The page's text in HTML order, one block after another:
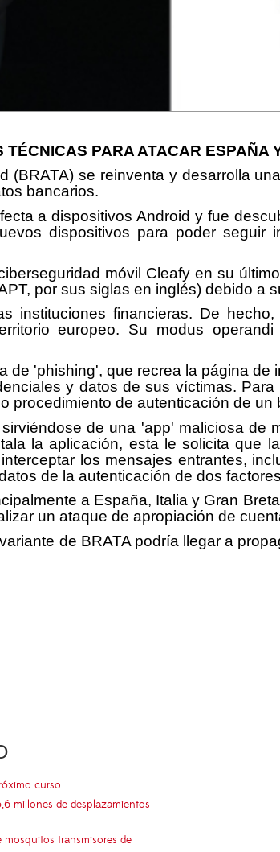
PARA ATACAR ESPAÑA
(BRATA) se reinventa y desarrolla
bancarios.
a dispositivos Android y fue
dispositivos para poder
móvil Cleafy en su
por sus siglas en inglés) debido a
instituciones financieras. De
europeo. Su modus
'phishing', que recrea la página
y datos de sus víctimas.
procedimiento de autenticación de un
de una 'app' maliciosa de
la aplicación, esta le solicita que
los mensajes entrantes,
de la autenticación de dos
a España, Italia y Gran
un ataque de apropiación de
de BRATA podría llegar a
curso
millones de desplazamientos
transmisores de